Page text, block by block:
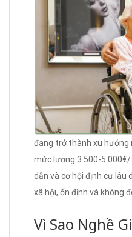
đang trở thành xu hướng
mức lương 3.500-
dẫn và cơ hội định cư lâu
xã hội, ổn định và không
Vì Sao Nghề